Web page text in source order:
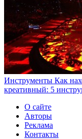
Инструменты Как
креативный: 5
О сайте
Авторы
Реклама
Контакты